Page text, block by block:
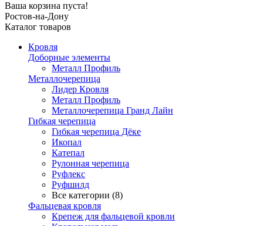
Ваша корзина пуста!
Ростов-на-Дону
Каталог товаров
Кровля
Доборные элементы
Металл Профиль
Металлочерепица
Лидер Кровля
Металл Профиль
Металлочерепица Гранд Лайн
Гибкая черепица
Гибкая черепица Дёке
Икопал
Катепал
Рулонная черепица
Руфлекс
Руфшилд
Все категории (8)
Фальцевая кровля
Крепеж для фальцевой кровли